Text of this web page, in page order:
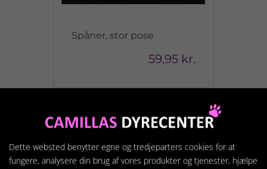
Spåner, stor pose
59,95 kr.
Dette websted benytter egne og tredjeparters cookies for at
fungere, analysere din brug af vores produkter og tjenester, hjælpe